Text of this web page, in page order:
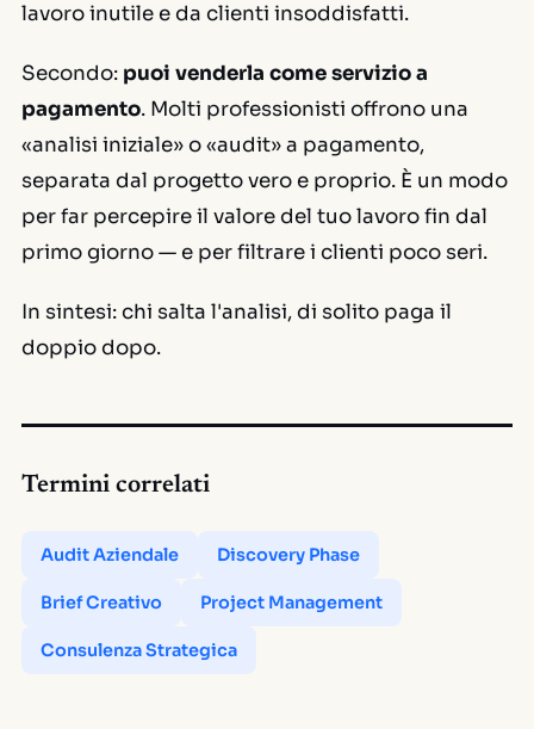
lavoro inutile e da clienti insoddisfatti.
Secondo: puoi venderla come servizio a
pagamento. Molti professionisti offrono una
«analisi iniziale» o «audit» a pagamento,
separata dal progetto vero e proprio. È un modo
per far percepire il valore del tuo lavoro fin dal
primo giorno — e per filtrare i clienti poco seri.
In sintesi: chi salta l'analisi, di solito paga il
doppio dopo.
Termini correlati
Audit Aziendale Discovery Phase
Brief Creativo Project Management
Consulenza Strategica